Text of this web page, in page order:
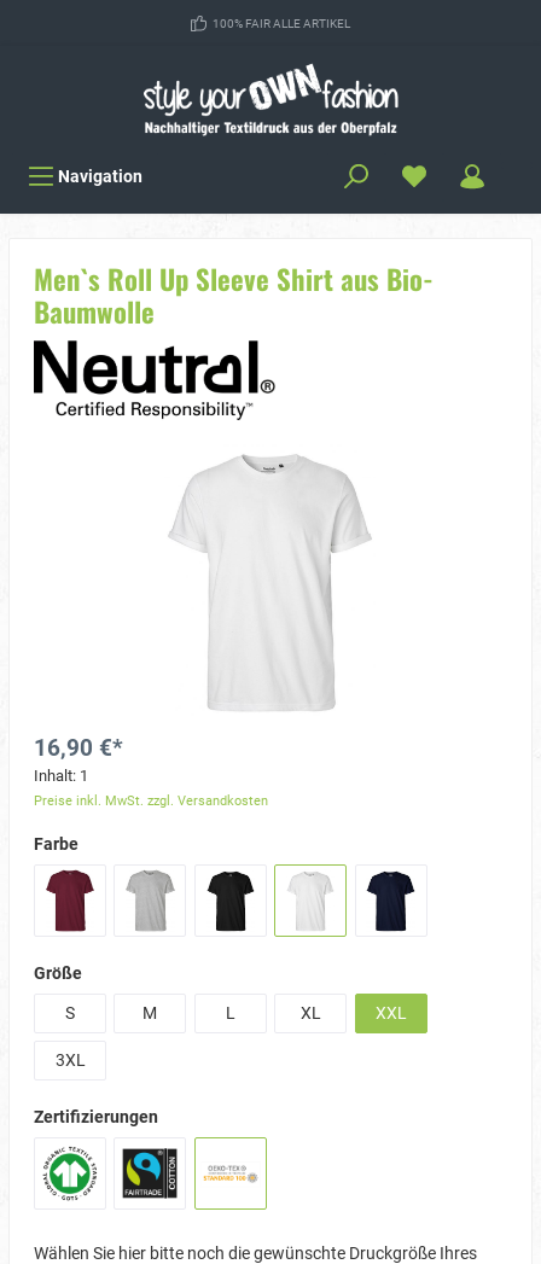
100% FAIR ALLE ARTIKEL
Navigation
Men`s Roll Up Sleeve Shirt aus Bio-
Baumwolle
16,90 €*
Inhalt: 1
Preise inkl. MwSt. zzgl. Versandkosten
Farbe
Größe
S
M L XL XXL
3XL
Zertifizierungen
Wählen Sie hier bitte noch die gewünschte Druckgröße Ihres